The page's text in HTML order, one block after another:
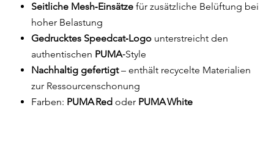
Seitliche Mesh‑Einsätze für zusätzliche Belüftung bei
hoher Belastung
Gedrucktes Speedcat‑Logo unterstreicht den
authentischen PUMA‑Style
Nachhaltig gefertigt– enthält recycelte Materialien
zur Ressourcenschonung
Farben: PUMA Red oder PUMA White